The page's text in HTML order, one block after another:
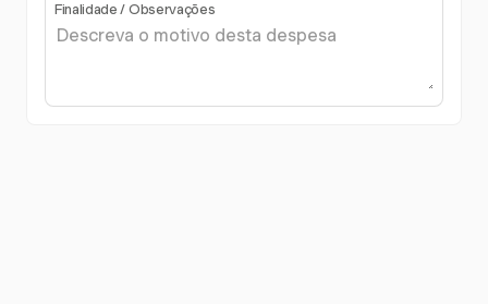
Finalidade / Observações